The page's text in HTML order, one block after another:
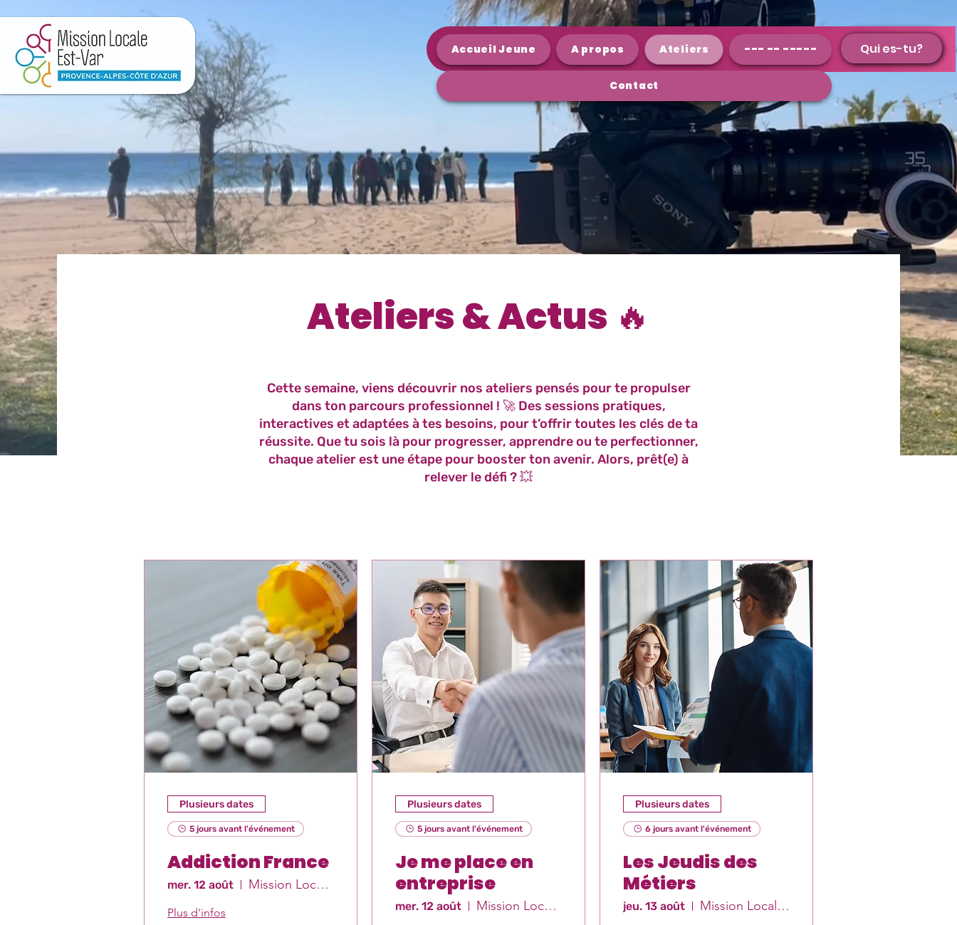
Qui es-tu?
Accueil Jeune A propos Ateliers --- -- -----
Contact
Qui es-tu?
Ateliers & Actus 🔥
Cette semaine, viens découvrir nos ateliers pensés pour te propulser
dans ton parcours professionnel ! 🚀 Des sessions pratiques,
interactives et adaptées à tes besoins, pour t’offrir toutes les clés de ta
réussite. Que tu sois là pour progresser, apprendre ou te perfectionner,
chaque atelier est une étape pour booster ton avenir. Alors, prêt(e) à
relever le défi ? 💥
Plusieurs dates
5 jours avant l'événement
Addiction France
mer. 12 août Mission Locale Est-Var
Plus d'infos
Plusieurs dates
5 jours avant l'événement
Je me place en
entreprise
mer. 12 août Mission Locale Est-Var
Plusieurs dates
6 jours avant l'événement
Les Jeudis des
Métiers
jeu. 13 août Mission Locale Est-Var